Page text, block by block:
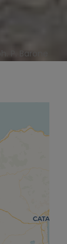
ph. P. Barone